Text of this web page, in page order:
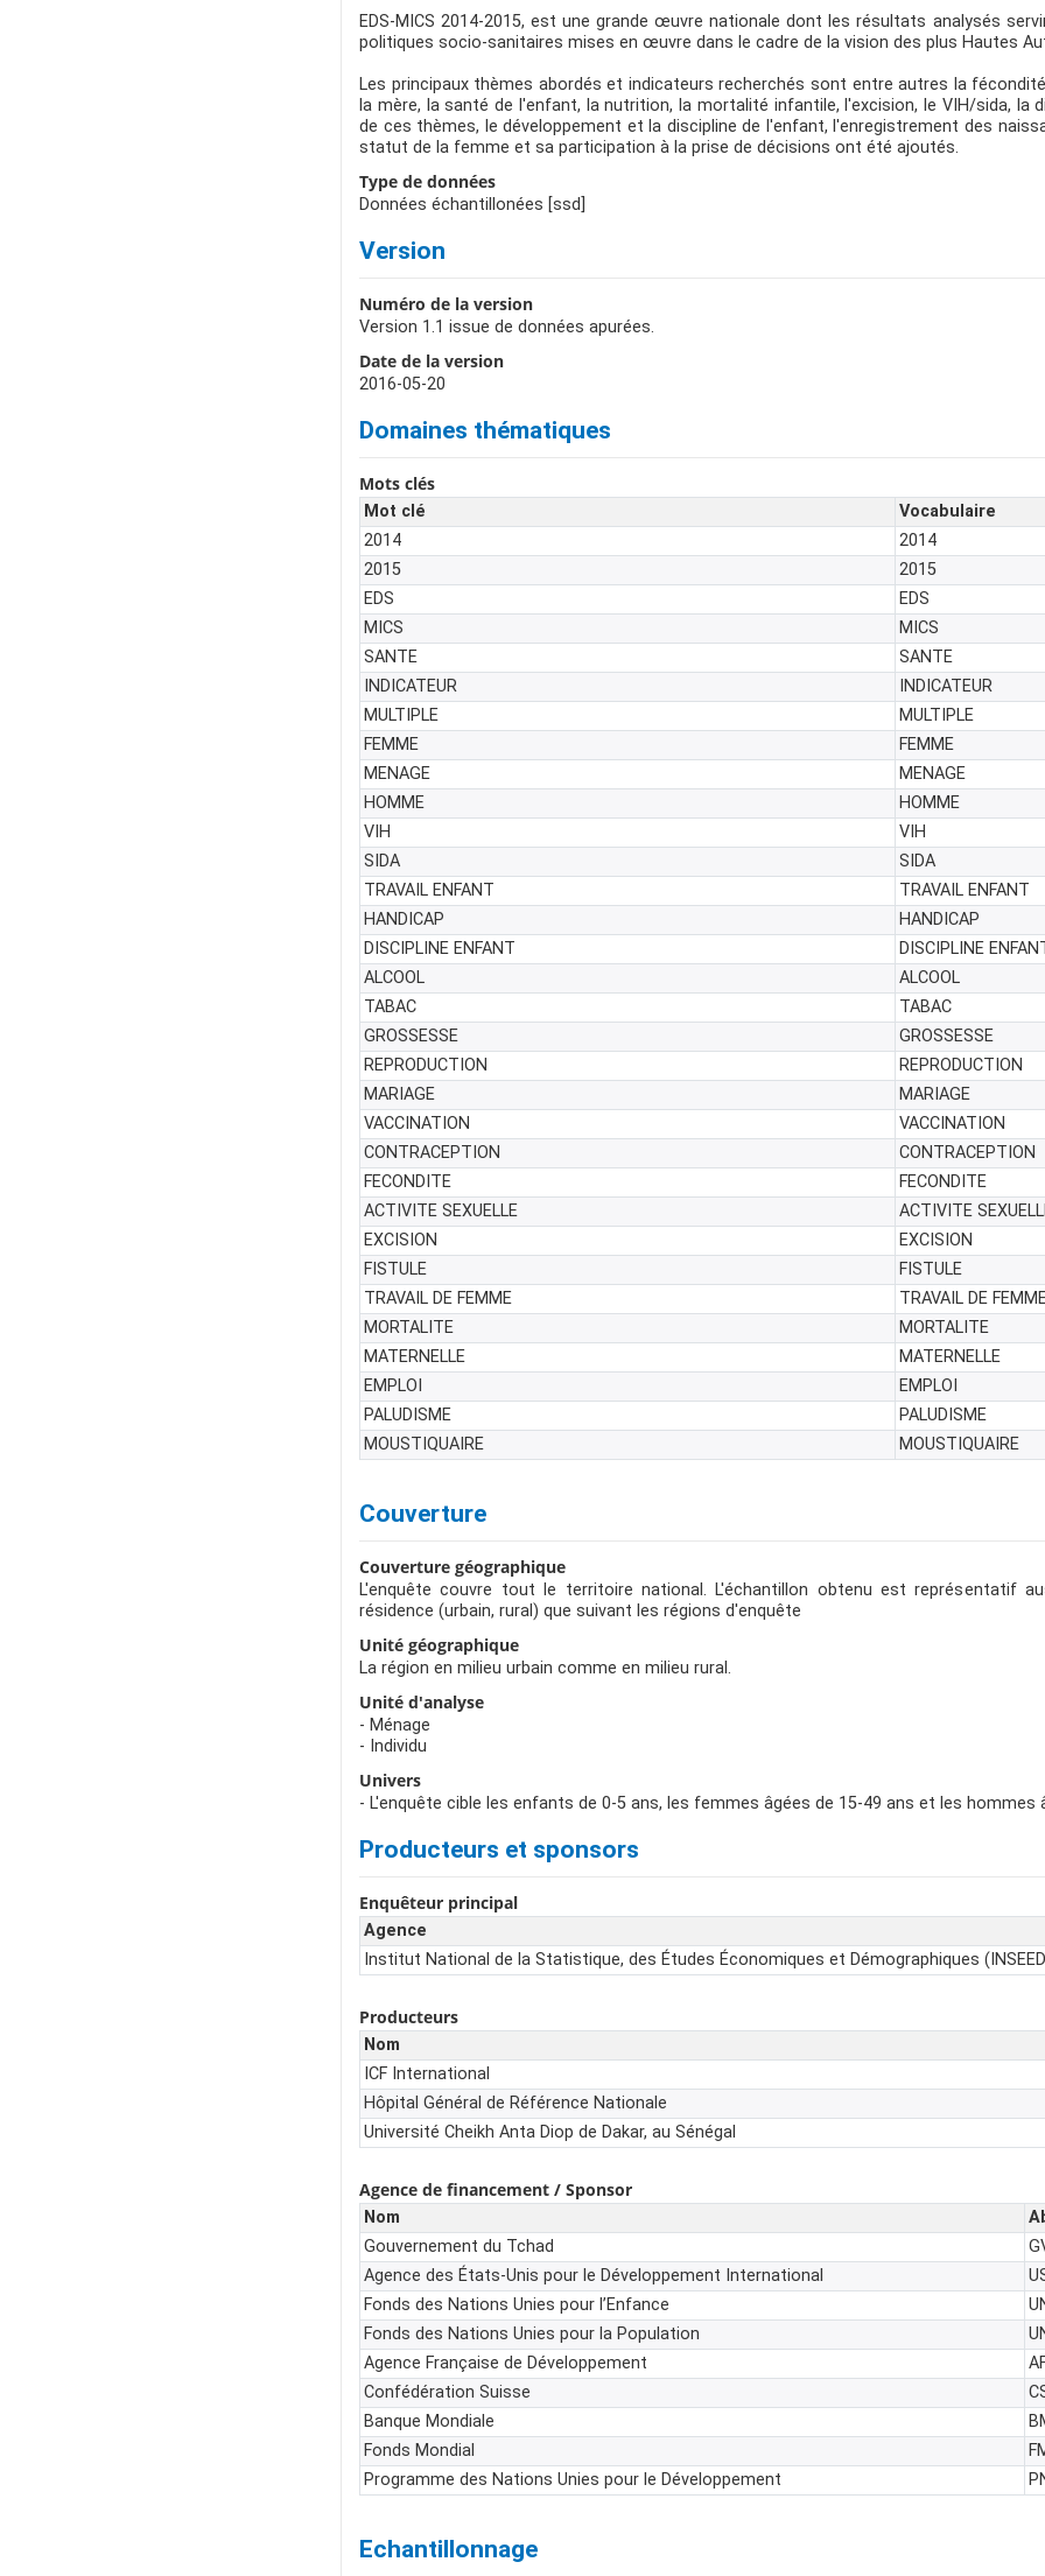
EDS-MICS 2014-2015, est une grande œuvre nationale dont les résultats analysés
politiques socio-sanitaires mises en œuvre dans le cadre de la vision des plus Hautes
Les principaux thèmes abordés et indicateurs recherchés sont entre autres la
la mère, la santé de l'enfant, la nutrition, la mortalité infantile, l'excision, le VIH/sida, la
de ces thèmes, le développement et la discipline de l'enfant, l'enregistrement des
statut de la femme et sa participation à la prise de décisions ont été ajoutés.
Type de données
Données échantillonées [ssd]
Version
Numéro de la version
Version 1.1 issue de données apurées.
Date de la version
2016-05-20
Domaines thématiques
Mots clés
Mot clé
Vocabulaire
2014
2014
2015
2015
EDS
EDS
MICS
MICS
SANTE
SANTE
INDICATEUR
INDICATEUR
MULTIPLE
MULTIPLE
FEMME
FEMME
MENAGE
MENAGE
HOMME
HOMME
VIH
VIH
SIDA
SIDA
TRAVAIL ENFANT
TRAVAIL ENFANT
HANDICAP
HANDICAP
DISCIPLINE ENFANT
DISCIPLINE
ALCOOL
ALCOOL
TABAC
TABAC
GROSSESSE
GROSSESSE
REPRODUCTION
REPRODUCTION
MARIAGE
MARIAGE
VACCINATION
VACCINATION
CONTRACEPTION
CONTRACEPTION
FECONDITE
FECONDITE
ACTIVITE SEXUELLE
ACTIVITE
EXCISION
EXCISION
FISTULE
FISTULE
TRAVAIL DE FEMME
TRAVAIL DE
MORTALITE
MORTALITE
MATERNELLE
MATERNELLE
EMPLOI
EMPLOI
PALUDISME
PALUDISME
MOUSTIQUAIRE
MOUSTIQUAIRE
Couverture
Couverture géographique
L'enquête couvre tout le territoire national. L'échantillon obtenu est représentatif
résidence (urbain, rural) que suivant les régions d'enquête
Unité géographique
La région en milieu urbain comme en milieu rural.
Unité d'analyse
- Ménage
- Individu
Univers
- L'enquête cible les enfants de 0-5 ans, les femmes âgées de 15-49 ans et les hommes
Producteurs et sponsors
Enquêteur principal
Agence
Institut National de la Statistique, des Études Économiques et Démographiques
Producteurs
Nom
ICF International
Hôpital Général de Référence Nationale
Université Cheikh Anta Diop de Dakar, au Sénégal
Agence de financement / Sponsor
Nom
Gouvernement du Tchad
Agence des États-Unis pour le Développement International
Fonds des Nations Unies pour l’Enfance
Fonds des Nations Unies pour la Population
Agence Française de Développement
Confédération Suisse
Banque Mondiale
Fonds Mondial
Programme des Nations Unies pour le Développement
Echantillonnage